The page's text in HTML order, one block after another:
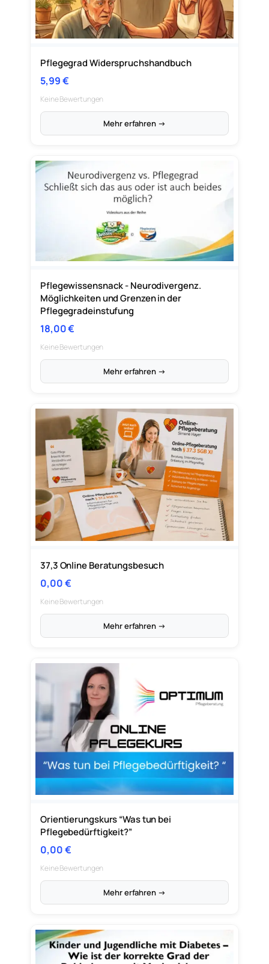
Pflegegrad Widerspruchshandbuch
5,99€
Keine Bewertungen
Mehr erfahren →
Pflegewissensnack - Neurodivergenz.
Möglichkeiten und Grenzen in der
Pflegegradeinstufung
18,00€
Keine Bewertungen
Mehr erfahren →
37,3 Online Beratungsbesuch
0,00€
Keine Bewertungen
Mehr erfahren →
Orientierungskurs “Was tun bei
Pflegebedürftigkeit?”
0,00€
Keine Bewertungen
Mehr erfahren →